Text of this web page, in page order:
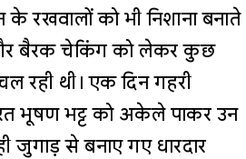
रखवालों को भी निशाना बनाते
और बैरक चेकिंग को लेकर कुछ
रही थी। एक दिन गहरी
भूषण भट्ट को अकेले पाकर उन
जुगाड़ से बनाए गए धारदार